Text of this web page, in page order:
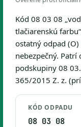
Kód 08 03 08
tlačiarenskú
ostatný odpad
nebezpečný.
podskupiny 08
365/2015 Z. z.
KÓD ODPADU
08 03 08